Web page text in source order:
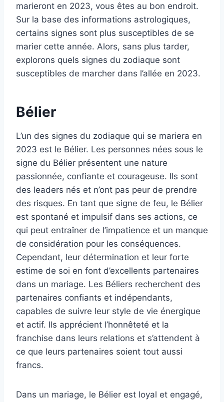
marieront en 2023, vous êtes au bon endroit.
Sur la base des informations astrologiques,
certains signes sont plus susceptibles de se
marier cette année. Alors, sans plus tarder,
explorons quels signes du zodiaque sont
susceptibles de marcher dans l’allée en 2023.
Bélier
L’un des signes du zodiaque qui se mariera en
2023 est le Bélier. Les personnes nées sous le
signe du Bélier présentent une nature
passionnée, confiante et courageuse. Ils sont
des leaders nés et n’ont pas peur de prendre
des risques. En tant que signe de feu, le Bélier
est spontané et impulsif dans ses actions, ce
qui peut entraîner de l’impatience et un manque
de considération pour les conséquences.
Cependant, leur détermination et leur forte
estime de soi en font d’excellents partenaires
dans un mariage. Les Béliers recherchent des
partenaires confiants et indépendants,
capables de suivre leur style de vie énergique
et actif. Ils apprécient l’honnêteté et la
franchise dans leurs relations et s’attendent à
ce que leurs partenaires soient tout aussi
francs.
Dans un mariage, le Bélier est loyal et engagé,